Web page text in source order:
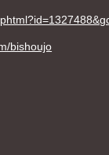
bishoujo